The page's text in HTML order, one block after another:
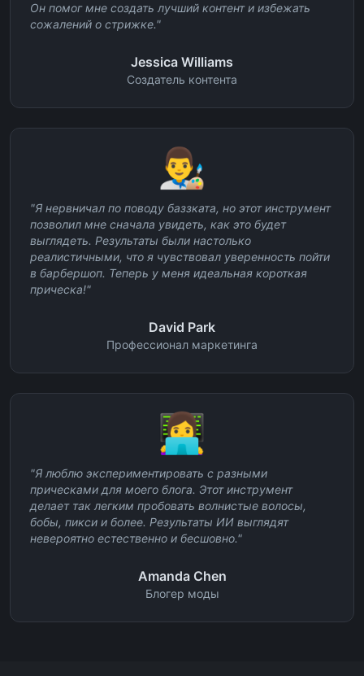
Он помог мне создать лучший контент и избежать
сожалений о стрижке."
Jessica Williams
Создатель контента
👨‍🎨
"Я нервничал по поводу баззката, но этот инструмент
позволил мне сначала увидеть, как это будет
выглядеть. Результаты были настолько
реалистичными, что я чувствовал уверенность пойти
в барбершоп. Теперь у меня идеальная короткая
прическа!"
David Park
Профессионал маркетинга
👩‍💻
"Я люблю экспериментировать с разными
прическами для моего блога. Этот инструмент
делает так легким пробовать волнистые волосы,
бобы, пикси и более. Результаты ИИ выглядят
невероятно естественно и бесшовно."
Amanda Chen
Блогер моды